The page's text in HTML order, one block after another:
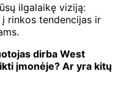
ilgalaikę viziją:
rinkos tendencijas ir
dirba West
įmonėje? Ar yra kitų